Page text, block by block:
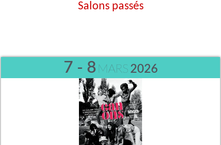
Salons passés
7 - 8 MARS 2026